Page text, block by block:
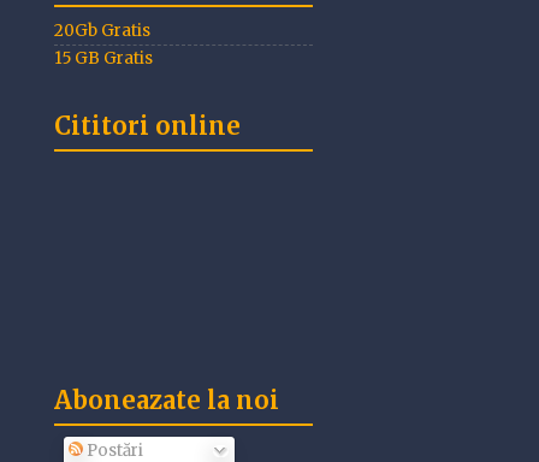
20Gb Gratis
15 GB Gratis
Cititori online
Aboneazate la noi
Postări